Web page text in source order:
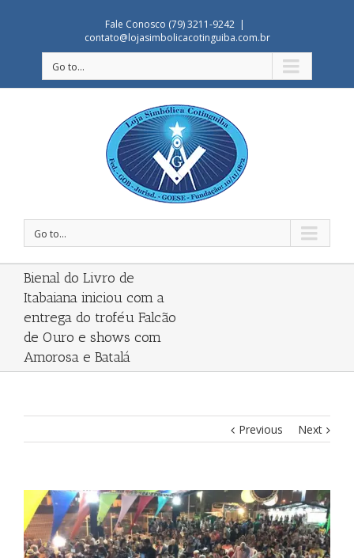
Fale Conosco (79) 3211-9242 |
contato@lojasimbolicacotinguiba.com.br
Go to...
Go to...
Bienal do Livro de
Itabaiana iniciou com a
entrega do troféu Falcão
de Ouro e shows com
Amorosa e Batalá
Previous Next
View
Larger
Image